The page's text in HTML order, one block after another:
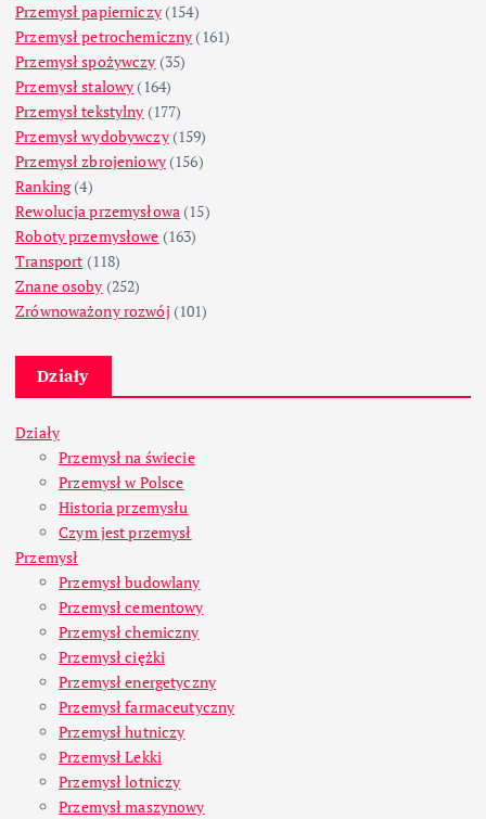
Przemysł papierniczy(154)
Przemysł petrochemiczny (161)
Przemysł spożywczy (35)
Przemysł stalowy (164)
Przemysł tekstylny (177)
Przemysł wydobywczy(159)
Przemysł zbrojeniowy(156)
Ranking(4)
Rewolucja przemysłowa (15)
Roboty przemysłowe (163)
Transport (118)
Znane osoby (252)
Zrównoważony rozwój (101)
Działy
Działy
Przemysł na świecie
Przemysł w Polsce
Historia przemysłu
Czym jest przemysł
Przemysł
Przemysł budowlany
Przemysł cementowy
Przemysł chemiczny
Przemysł ciężki
Przemysł energetyczny
Przemysł farmaceutyczny
Przemysł hutniczy
Przemysł Lekki
Przemysł lotniczy
Przemysł maszynowy